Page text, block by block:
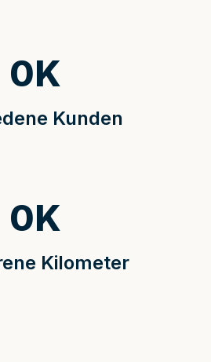
Kunden
0K
Kilometer
0K